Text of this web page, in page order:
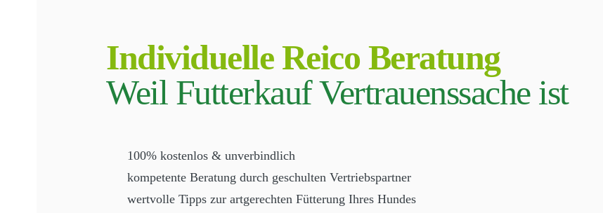
Individuelle Reico Beratung
Weil Futterkauf Vertrauenssache ist
100% kostenlos & unverbindlich
kompetente Beratung durch geschulten Vertriebspartner
wertvolle Tipps zur artgerechten Fütterung Ihres Hundes